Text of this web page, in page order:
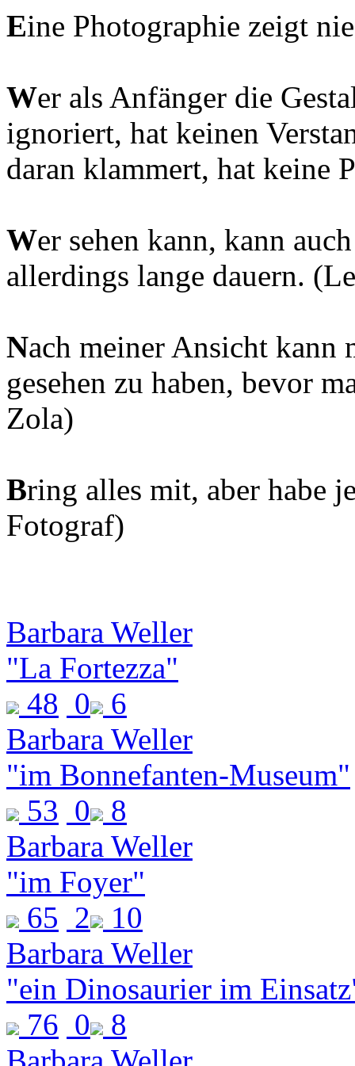
Eine Photographie zeigt
Wer als Anfänger die
ignoriert, hat keinen
daran klammert, hat keine
Wer sehen kann, kann
allerdings lange dauern.
Nach meiner Ansicht kann
gesehen zu haben, bevor
Zola)
Bring alles mit, aber habe
Fotograf)
Barbara Weller
"La Fortezza"
48 0
6
Barbara Weller
"im Bonnefanten-Museum"
53 0
8
Barbara Weller
"im Foyer"
65 2
10
Barbara Weller
"ein Dinosaurier im
76 0
8